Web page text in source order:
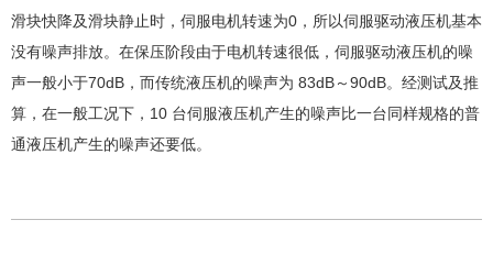
滑块快降及滑块静止时，伺服电机转速为0，所以伺服驱动液压机基本
没有噪声排放。在保压阶段由于电机转速很低，伺服驱动液压机的噪
声一般小于70dB，而传统液压机的噪声为 83dB～90dB。经测试及推
算，在一般工况下，10 台伺服液压机产生的噪声比一台同样规格的普
通液压机产生的噪声还要低。